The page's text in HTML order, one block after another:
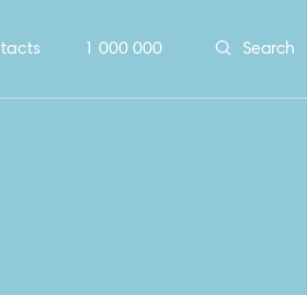
1 000 000 Search